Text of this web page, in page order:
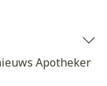
Apotheker